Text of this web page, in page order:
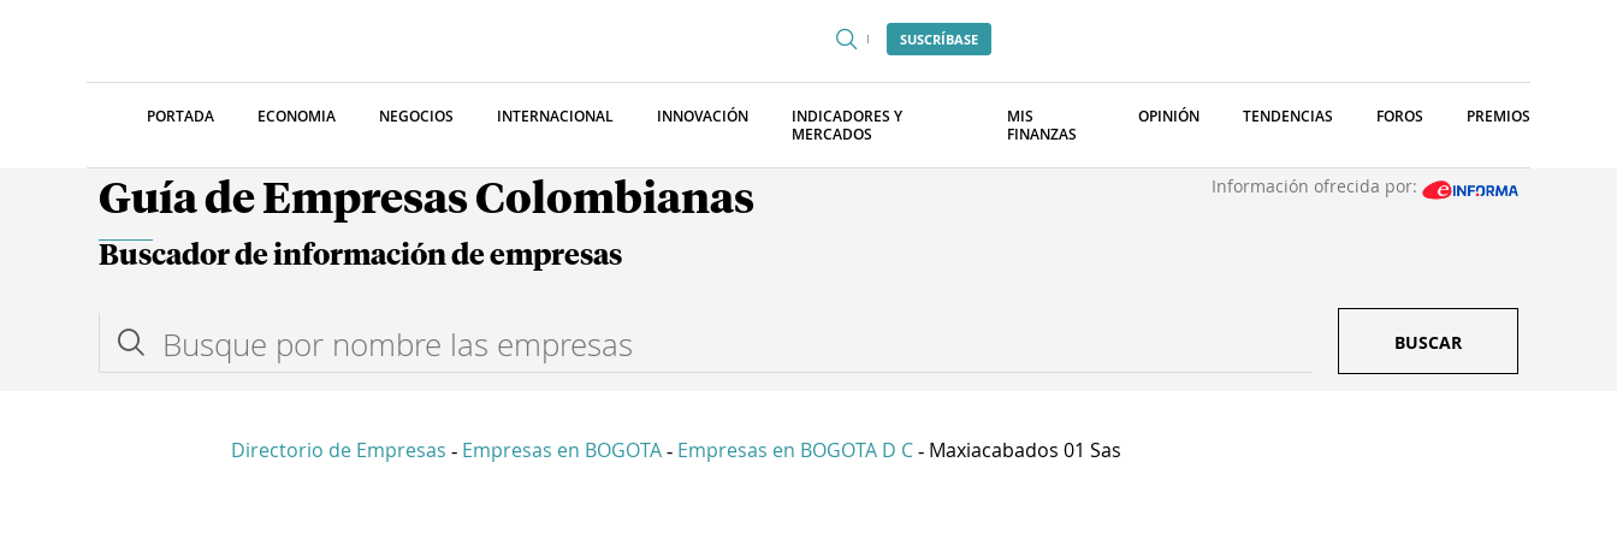
SUSCRÍBASE
PORTADA ECONOMIA NEGOCIOS INTERNACIONAL INNOVACIÓN
INDICADORES Y
MERCADOS
MIS
FINANZAS
OPINIÓN TENDENCIAS FOROS PREMIOS
Guía de Empresas Colombianas Información ofrecida por:
Buscador de información de empresas
BUSCAR
Directorio de Empresas - Empresas en BOGOTA - Empresas en BOGOTA D C - Maxiacabados 01 Sas